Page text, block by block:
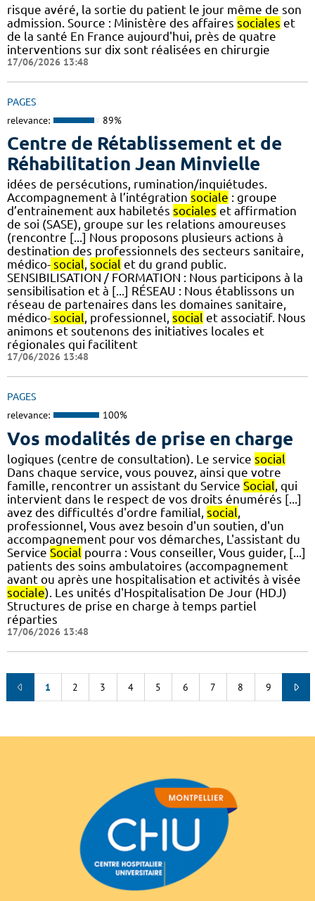
risque avéré, la sortie du patient le jour même de son
admission. Source : Ministère des affaires sociales et
de la santé En France aujourd'hui, près de quatre
interventions sur dix sont réalisées en chirurgie
17/06/2026 13:48
PAGES
relevance: 89%
Centre de Rétablissement et de
Réhabilitation Jean Minvielle
idées de persécutions, rumination/inquiétudes.
Accompagnement à l’intégration sociale : groupe
d’entrainement aux habiletés sociales et affirmation
de soi (SASE), groupe sur les relations amoureuses
(rencontre [...] Nous proposons plusieurs actions à
destination des professionnels des secteurs sanitaire,
médico- social, social et du grand public.
SENSIBILISATION / FORMATION : Nous participons à la
sensibilisation et à [...] RÉSEAU : Nous établissons un
réseau de partenaires dans les domaines sanitaire,
médico- social, professionnel, social et associatif. Nous
animons et soutenons des initiatives locales et
régionales qui facilitent
17/06/2026 13:48
PAGES
relevance: 100%
Vos modalités de prise en charge
logiques (centre de consultation). Le service social
Dans chaque service, vous pouvez, ainsi que votre
famille, rencontrer un assistant du Service Social , qui
intervient dans le respect de vos droits énumérés [...]
avez des difficultés d'ordre familial, social
professionnel, Vous avez besoin d'un soutien, d'un
accompagnement pour vos démarches, L'assistant du
Service Social pourra : Vous conseiller, Vous guider, [...]
patients des soins ambulatoires (accompagnement
avant ou après une hospitalisation et activités à visée
sociale). Les unités d'Hospitalisation De Jour (HDJ)
Structures de prise en charge à temps partiel
réparties
17/06/2026 13:48
1 2 3 4 5 6 7 8 9